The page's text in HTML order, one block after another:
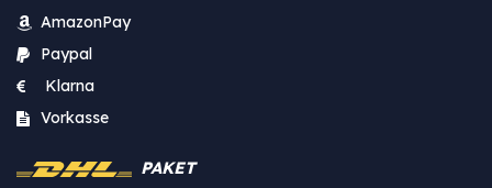
AmazonPay
Paypal
Klarna
Vorkasse
PAKET